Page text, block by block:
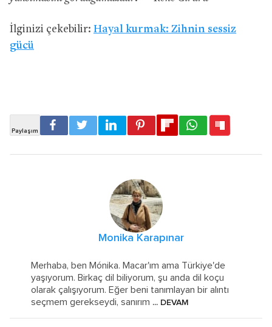
İlginizi çekebilir: Hayal kurmak: Zihnin sessiz
gücü
Monika Karapınar
Merhaba, ben Mónika. Macar'ım ama Türkiye'de
yaşıyorum. Birkaç dil biliyorum, şu anda dil koçu
olarak çalışıyorum. Eğer beni tanımlayan bir alıntı
seçmem gerekseydi, sanırım ... DEVAM